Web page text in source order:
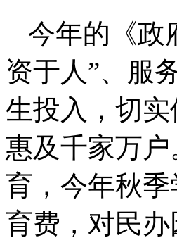
今年的《政
资于人”、服
生投入，切
惠及千家万
育，今年秋
育费，对民